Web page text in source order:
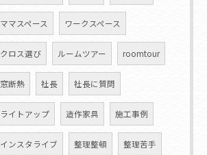
ママスペース ワークスペース
クロス選び ルームツアー roomtour
窓断熱 社長 社長に質問
ライトアップ 造作家具 施工事例
インスタライブ 整理整頓 整理苦手